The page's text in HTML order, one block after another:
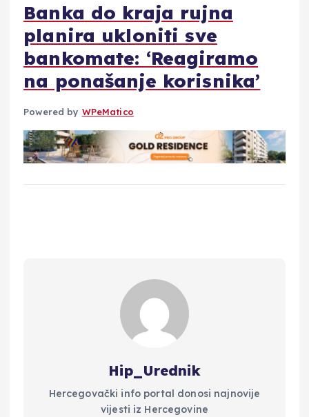
Banka do kraja rujna
planira ukloniti sve
bankomate: ‘Reagiramo
na ponašanje korisnika’
Powered by WPeMatico
Hip_Urednik
Hercegovački info portal donosi najnovije
vijesti iz Hercegovine